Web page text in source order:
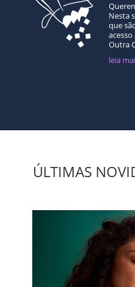
Nesta
que
Outra
leia
ÚLTIMAS